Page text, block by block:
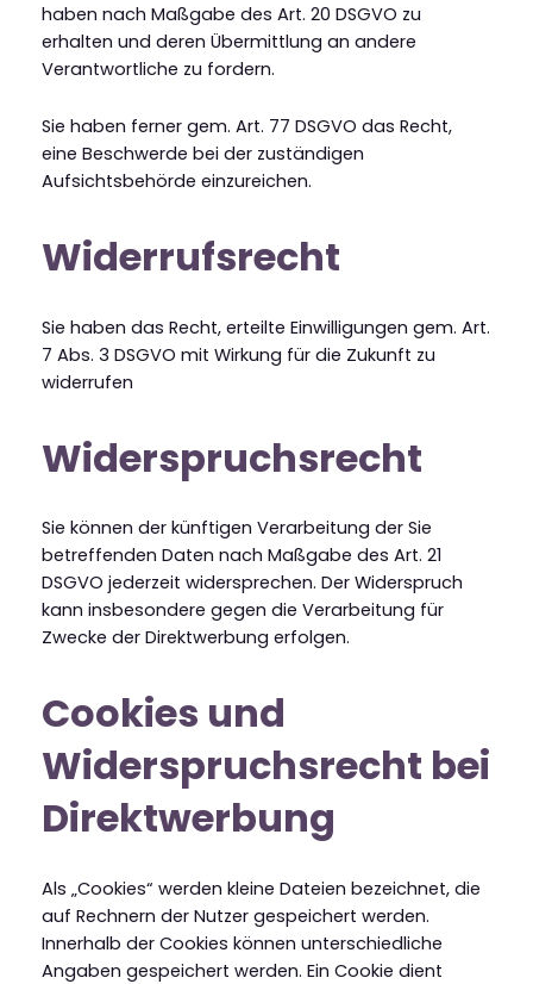
haben nach Maßgabe des Art. 20 DSGVO zu
erhalten und deren Übermittlung an andere
Verantwortliche zu fordern.
Sie haben ferner gem. Art. 77 DSGVO das Recht,
eine Beschwerde bei der zuständigen
Aufsichtsbehörde einzureichen.
Widerrufsrecht
Sie haben das Recht, erteilte Einwilligungen gem. Art.
7 Abs. 3 DSGVO mit Wirkung für die Zukunft zu
widerrufen
Widerspruchsrecht
Sie können der künftigen Verarbeitung der Sie
betreffenden Daten nach Maßgabe des Art. 21
DSGVO jederzeit widersprechen. Der Widerspruch
kann insbesondere gegen die Verarbeitung für
Zwecke der Direktwerbung erfolgen.
Cookies und
Widerspruchsrecht bei
Direktwerbung
Als „Cookies“ werden kleine Dateien bezeichnet, die
auf Rechnern der Nutzer gespeichert werden.
Innerhalb der Cookies können unterschiedliche
Angaben gespeichert werden. Ein Cookie dient